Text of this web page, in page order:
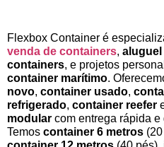
Flexbox Container é
venda de containers, aluguel
containers, e projetos
container marítimo.
novo, container usado,
refrigerado, container reefer
modular com entrega rápida e
Temos container 6 metros